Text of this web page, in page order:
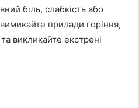
біль, слабкість або
прилади горіння,
викликайте екстрені